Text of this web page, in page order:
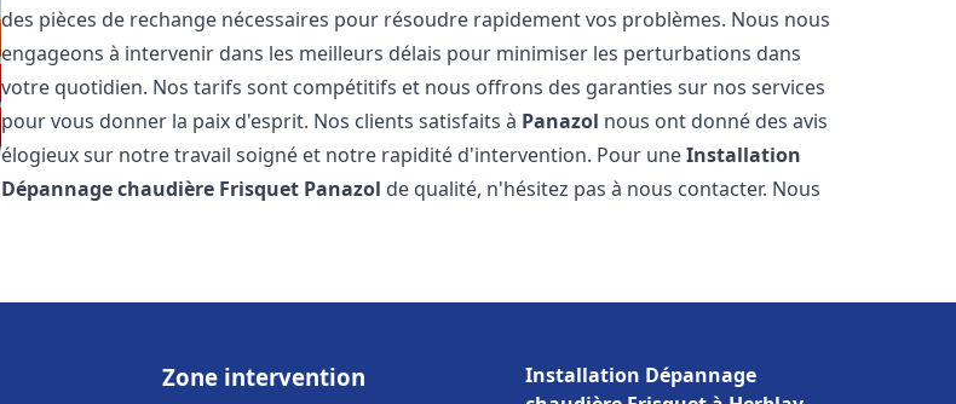
des pièces de rechange nécessaires pour résoudre rapidement vos problèmes. Nous nous
engageons à intervenir dans les meilleurs délais pour minimiser les perturbations dans
votre quotidien. Nos tarifs sont compétitifs et nous offrons des garanties sur nos services
pour vous donner la paix d'esprit. Nos clients satisfaits à Panazol nous ont donné des avis
élogieux sur notre travail soigné et notre rapidité d'intervention. Pour uneInstallation
Dépannage chaudière Frisquet Panazol de qualité, n'hésitez pas à nous contacter. Nous
Zone intervention
Installation Dépannage